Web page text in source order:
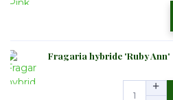
Fragaria hybride 'Ruby Ann'